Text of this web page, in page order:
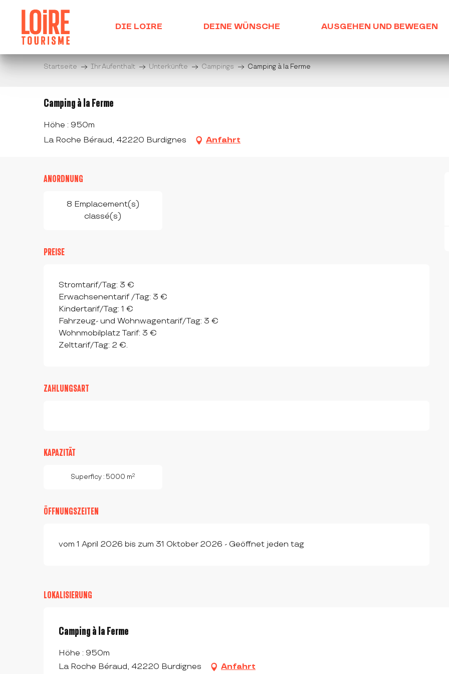
contenu
principal
DIE LOIRE DEINE WÜNSCHE AUSGEHEN UND BEWEGEN
Startseite Ihr Aufenthalt Unterkünfte Campings Camping à la Ferme
Camping à la Ferme
Höhe : 950m
La Roche Béraud, 42220 Burdignes
Anfahrt
ANORDNUNG
8 Emplacement(s)
classé(s)
PREISE
Stromtarif/Tag: 3 €
Erwachsenentarif /Tag: 3 €
Kindertarif/Tag: 1 €
Fahrzeug- und Wohnwagentarif/Tag: 3 €
Wohnmobilplatz Tarif: 3 €
Zelttarif/Tag: 2 €.
ZAHLUNGSART
KAPAZITÄT
Superficy : 5000 m2
ÖFFNUNGSZEITEN
vom 1 April 2026 bis zum 31 Oktober 2026 - Geöffnet jeden tag
LOKALISIERUNG
Camping à la Ferme
Höhe : 950m
La Roche Béraud, 42220 Burdignes
Anfahrt